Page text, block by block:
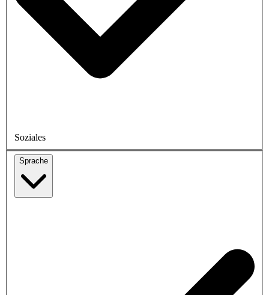
Soziales
Sprache